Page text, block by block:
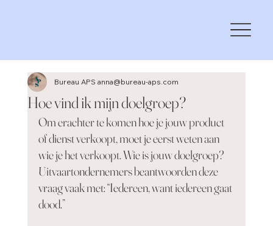
Hoe vind ik mijn doelgroep?
Bureau APS anna@bureau-aps.com
Om erachter te komen hoe je jouw product
of dienst verkoopt, moet je eerst weten aan
wie je het verkoopt. Wie is jouw doelgroep?
Uitvaartondernemers beantwoorden deze
vraag vaak met: “Iedereen, want iedereen gaat
dood.”